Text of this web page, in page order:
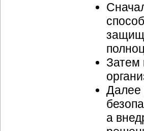
Затем
Далее
а